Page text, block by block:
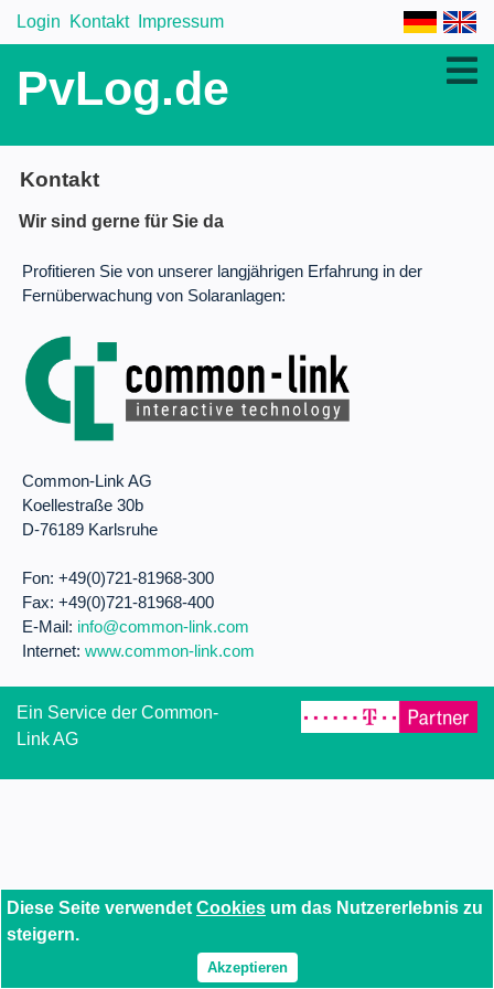
Login Kontakt Impressum
PvLog.de
Kontakt
Wir sind gerne für Sie da
Profitieren Sie von unserer langjährigen Erfahrung in der
Fernüberwachung von Solaranlagen:
Common-Link AG
Koellestraße 30b
D-76189 Karlsruhe
Fon: +49(0)721-81968-300
Fax: +49(0)721-81968-400
E-Mail: info@common-link.com
Internet: www.common-link.com
Diese Seite verwendetCookies um das Nutzererlebnis zu
steigern.
Akzeptieren
Ein Service der Common-
Link AG